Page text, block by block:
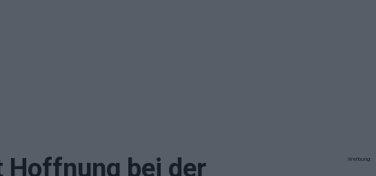
Hoffnung bei der
Werbung: